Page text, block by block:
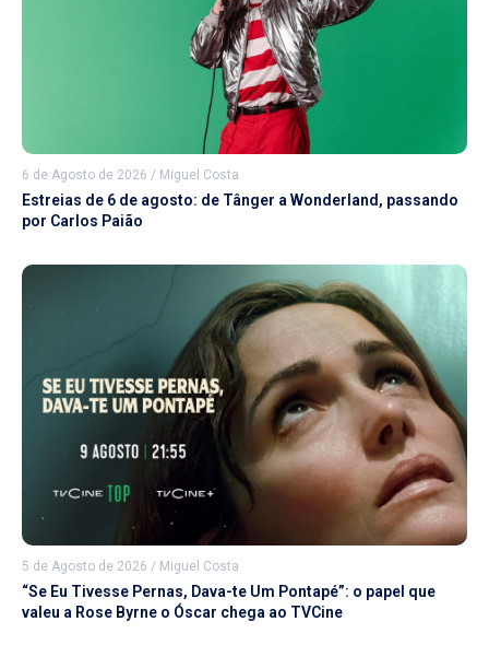
6 de Agosto de 2026 / Miguel Costa
Estreias de 6 de agosto: de Tânger a Wonderland, passando
por Carlos Paião
5 de Agosto de 2026 / Miguel Costa
“Se Eu Tivesse Pernas, Dava-te Um Pontapé”: o papel que
valeu a Rose Byrne o Óscar chega ao TVCine